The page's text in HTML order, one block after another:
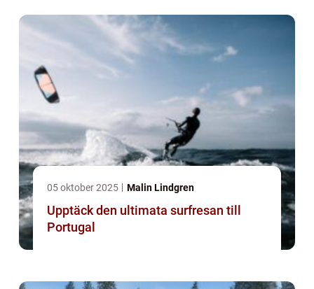
05 oktober 2025 Malin Lindgren
Upptäck den ultimata surfresan till
Portugal